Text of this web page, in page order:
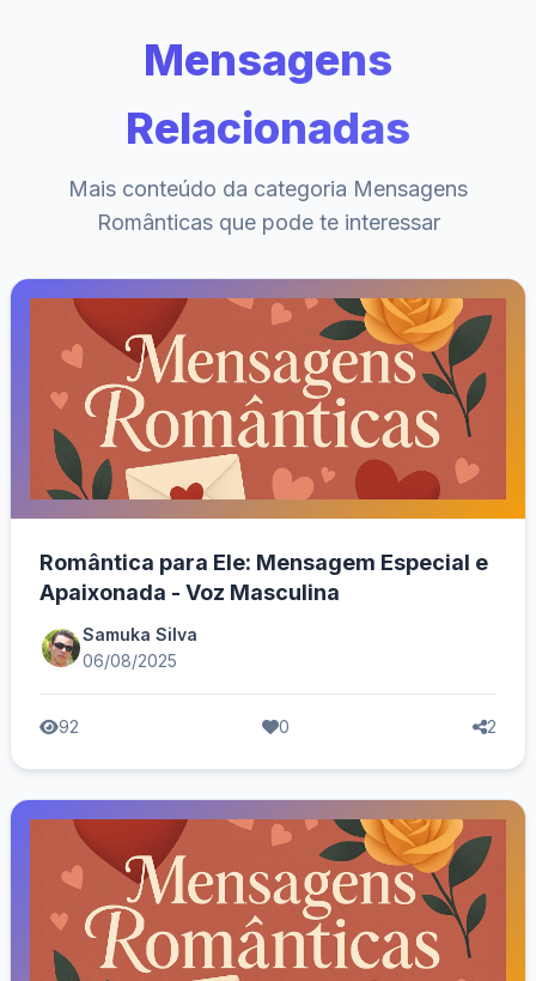
Mensagens
Relacionadas
Mais conteúdo da categoria Mensagens
Românticas que pode te interessar
Romântica para Ele: Mensagem Especial e
Apaixonada - Voz Masculina
Samuka Silva
06/08/2025
92 0 2